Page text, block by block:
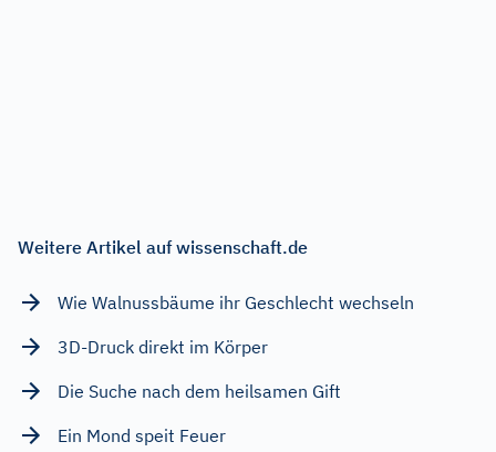
Weitere Artikel auf wissenschaft.de
Wie Walnussbäume ihr Geschlecht wechseln
3D-Druck direkt im Körper
Die Suche nach dem heilsamen Gift
Ein Mond speit Feuer